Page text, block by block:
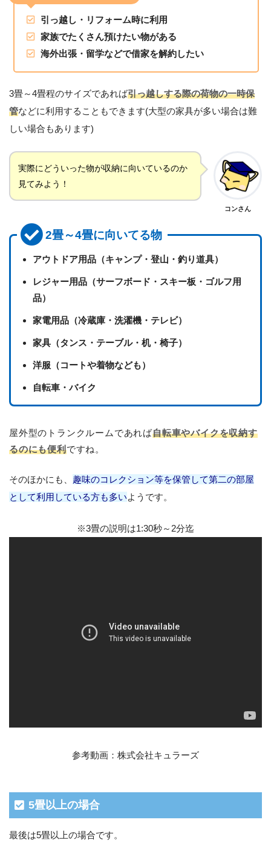
引っ越し・リフォーム時に利用
家族でたくさん預けたい物がある
海外出張・留学などで借家を解約したい
3畳～4畳程のサイズであれば引っ越しする際の荷物の一時保
管などに利用することもできます(大型の家具が多い場合は難
しい場合もあります)
実際にどういった物が収納に向いているのか
見てみよう！
コンさん
2畳～4畳に向いてる物
アウトドア用品（キャンプ・登山・釣り道具）
レジャー用品（サーフボード・スキー板・ゴルフ用
品）
家電用品（冷蔵庫・洗濯機・テレビ）
家具（タンス・テーブル・机・椅子）
洋服（コートや着物なども）
自転車・バイク
屋外型のトランクルームであれば自転車やバイクを収納す
るのにも便利ですね。
そのほかにも、 趣味のコレクション等を保管して第二の部屋
として利用している方も多いようです。
※3畳の説明は1:30秒～2分迄
参考動画：株式会社キュラーズ
5畳以上の場合
最後は5畳以上の場合です。